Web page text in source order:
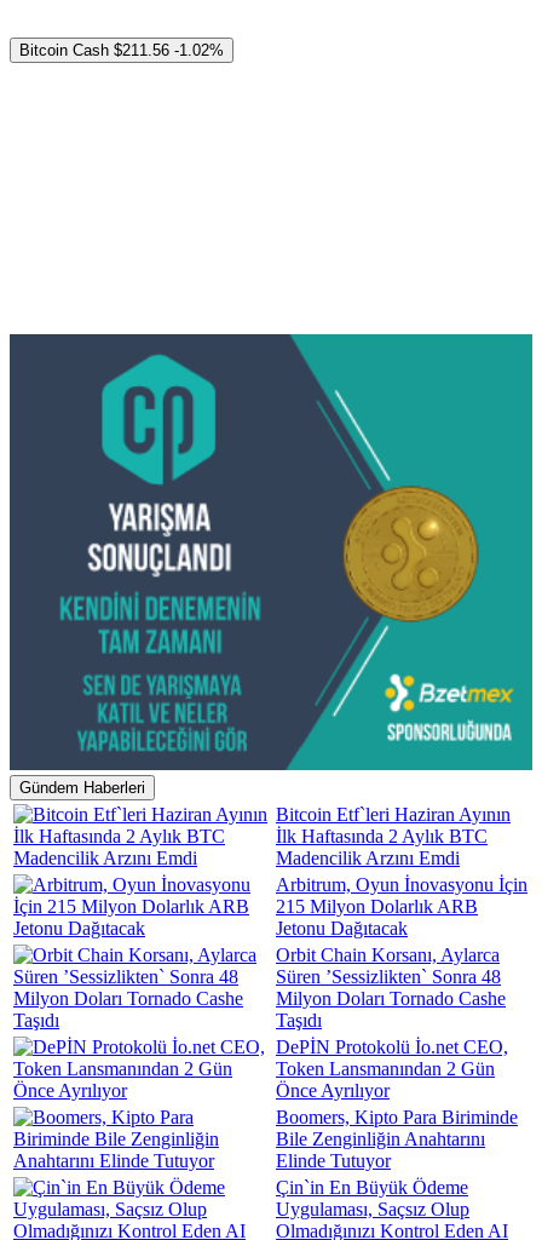
Bitcoin Cash $211.56 -1.02%
Gündem Haberleri
Bitcoin Etf`leri Haziran Ayının
İlk Haftasında 2 Aylık BTC
Madencilik Arzını Emdi
Arbitrum, Oyun İnovasyonu İçin
215 Milyon Dolarlık ARB
Jetonu Dağıtacak
Orbit Chain Korsanı, Aylarca
Süren ’Sessizlikten` Sonra 48
Milyon Doları Tornado Cashe
Taşıdı
DePİN Protokolü İo.net CEO,
Token Lansmanından 2 Gün
Önce Ayrılıyor
Boomers, Kipto Para Biriminde
Bile Zenginliğin Anahtarını
Elinde Tutuyor
Çin`in En Büyük Ödeme
Uygulaması, Saçsız Olup
Olmadığınızı Kontrol Eden AI